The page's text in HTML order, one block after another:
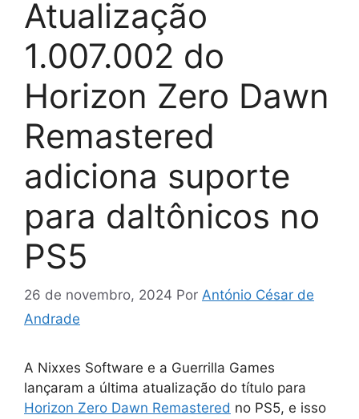
Atualização
1.007.002 do
Horizon Zero Dawn
Remastered
adiciona suporte
para daltônicos no
PS5
26 de novembro, 2024 Por António César de
Andrade
A Nixxes Software e a Guerrilla Games
lançaram a última atualização do título para
Horizon Zero Dawn Remastered no PS5, e isso